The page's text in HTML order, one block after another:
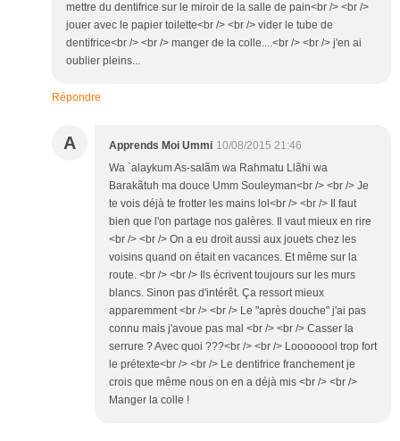
mettre du dentifrice sur le miroir de la salle de pain<br /> <br />
jouer avec le papier toilette<br /> <br /> vider le tube de
dentifrice<br /> <br /> manger de la colle....<br /> <br /> j'en ai
oublier pleins...
Répondre
A Apprends Moi Ummi 10/08/2015 21:46
Wa `alaykum As-salãm wa Rahmatu Llãhi wa
Barakãtuh ma douce Umm Souleyman<br /> <br /> Je
te vois déjà te frotter les mains lol<br /> <br /> Il faut
bien que l'on partage nos galères. Il vaut mieux en rire
<br /> <br /> On a eu droit aussi aux jouets chez les
voisins quand on était en vacances. Et même sur la
route. <br /> <br /> Ils écrivent toujours sur les murs
blancs. Sinon pas d'intérêt. Ça ressort mieux
apparemment <br /> <br /> Le "après douche" j'ai pas
connu mais j'avoue pas mal <br /> <br /> Casser la
serrure ? Avec quoi ???<br /> <br /> Loooooool trop fort
le prétexte<br /> <br /> Le dentifrice franchement je
crois que même nous on en a déjà mis <br /> <br />
Manger la colle !